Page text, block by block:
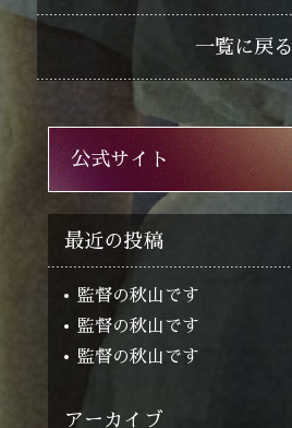
一覧に戻る
公式サイト
最近の投稿
監督の秋山です
監督の秋山です
監督の秋山です
アーカイブ